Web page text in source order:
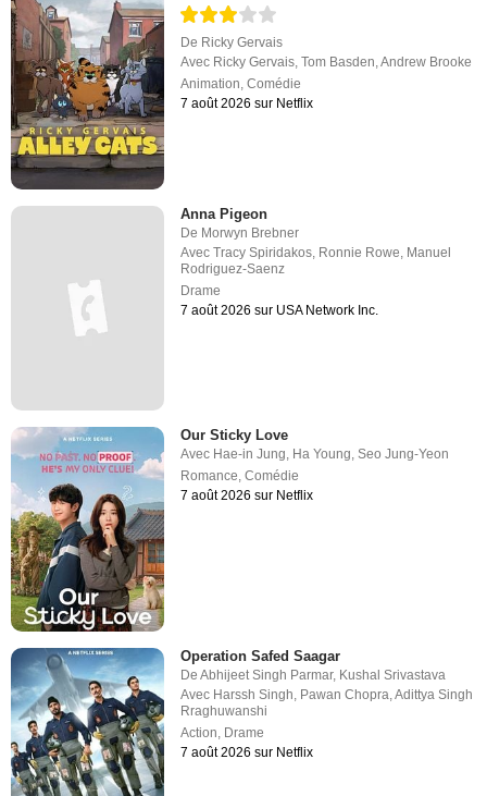
De Ricky Gervais
Avec Ricky Gervais,Tom Basden,Andrew Brooke
Animation,Comédie
7 août 2026 sur Netflix
Anna Pigeon
De Morwyn Brebner
AvecTracy Spiridakos Ronnie Rowe Manuel
Rodriguez-Saenz
Drame
7 août 2026 sur USA Network Inc.
Our Sticky Love
Avec Hae-in Jung, Ha Young,Seo Jung-Yeon
Romance,Comédie
7 août 2026 sur Netflix
Operation Safed Saagar
DeAbhijeet Singh Parmar, Kushal Srivastava
Avec Harssh Singh, Pawan Chopra,Adittya Singh
Rraghuwanshi
Action, Drame
7 août 2026 sur Netflix